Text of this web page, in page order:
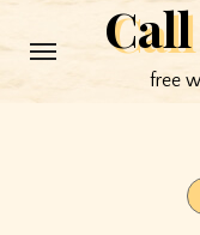
to
free